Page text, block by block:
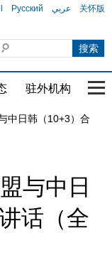
Русский عربي 关怀版
驻外机构 国
中日韩（10+3）合
与中日
话（全